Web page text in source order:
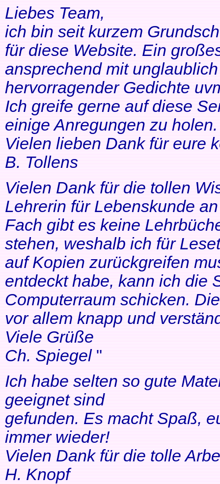
Liebes Team,
ich bin seit kurzem
für diese Website. Ein
ansprechend mit
hervorragender Gedichte
Ich greife gerne auf diese
einige Anregungen zu
Vielen lieben Dank für eure
B. Tollens
Vielen Dank für die tollen
Lehrerin für Lebenskunde
Fach gibt es keine
stehen, weshalb ich für
auf Kopien zurückgreifen
entdeckt habe, kann ich die
Computerraum schicken.
vor allem knapp und
Viele Grüße
Ch. Spiegel"
Ich habe selten so gute
geeignet sind
gefunden. Es macht Spaß,
immer wieder!
Vielen Dank für die tolle
H. Knopf